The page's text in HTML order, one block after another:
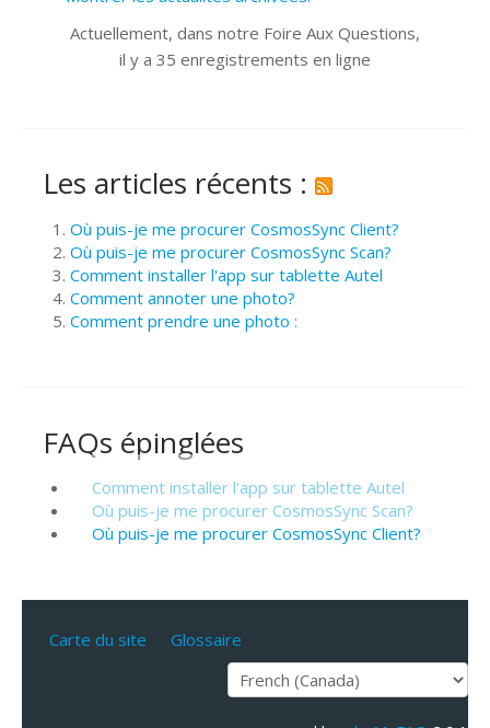
Actuellement, dans notre Foire Aux Questions,
il y a 35 enregistrements en ligne
Les articles récents :
Où puis-je me procurer CosmosSync Client?
Où puis-je me procurer CosmosSync Scan?
Comment installer l'app sur tablette Autel
Comment annoter une photo?
Comment prendre une photo :
FAQs épinglées
Comment installer l'app sur tablette Autel
Où puis-je me procurer CosmosSync Scan?
Où puis-je me procurer CosmosSync Client?
Carte du site Glossaire